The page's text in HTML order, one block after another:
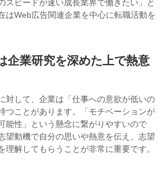
スピードが速い成長業界で働きたい」と
はWeb広告関連企業を中心に転職活動を
企業研究を深めた上で熱意
対して、企業は「仕事への意欲が低いの
つことがあります。「モチベーションが
能性」という懸念に繋がりやすいので
望動機で自分の思いや熱意を伝え、志望
理解してもらうことが非常に重要です。